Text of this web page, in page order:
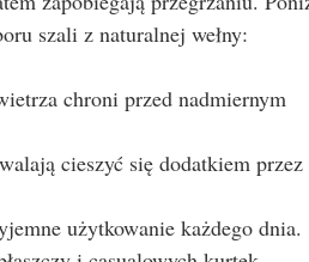
szali z naturalnej wełny:
chroni przed nadmiernym
cieszyć się dodatkiem przez
użytkowanie każdego dnia.